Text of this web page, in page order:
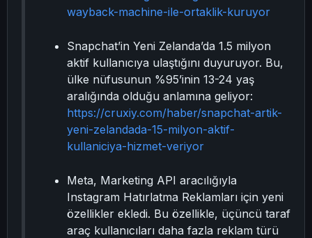
wayback-machine-ile-ortaklik-kuruyor
Snapchat’in Yeni Zelanda’da 1.5 milyon
aktif kullanıcıya ulaştığını duyuruyor. Bu,
ülke nüfusunun %95’inin 13-24 yaş
aralığında olduğu anlamına geliyor:
https://cruxiy.com/haber/snapchat-artik-
yeni-zelandada-15-milyon-aktif-
kullaniciya-hizmet-veriyor
Meta, Marketing API aracılığıyla
Instagram Hatırlatma Reklamları için yeni
özellikler ekledi. Bu özellikle, üçüncü taraf
araç kullanıcıları daha fazla reklam türü